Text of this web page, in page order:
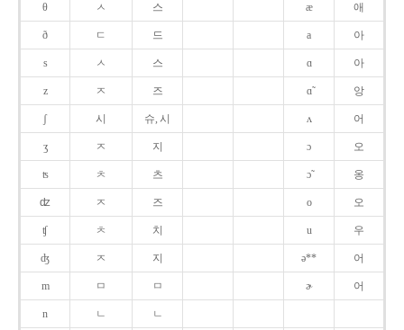
θ ㅅ 스 æ 애
ð ㄷ 드 a 아
s ㅅ 스 ɑ 아
z ㅈ 즈 ɑ̃ 앙
ʃ 시 슈, 시 ʌ 어
ʒ ㅈ 지 ɔ 오
ʦ ㅊ 츠 ɔ̃ 옹
ʣ ㅈ 즈 o 오
ʧ ㅊ 치 u 우
ʤ ㅈ 지 ə** 어
m ㅁ ㅁ ɚ 어
n ㄴ ㄴ